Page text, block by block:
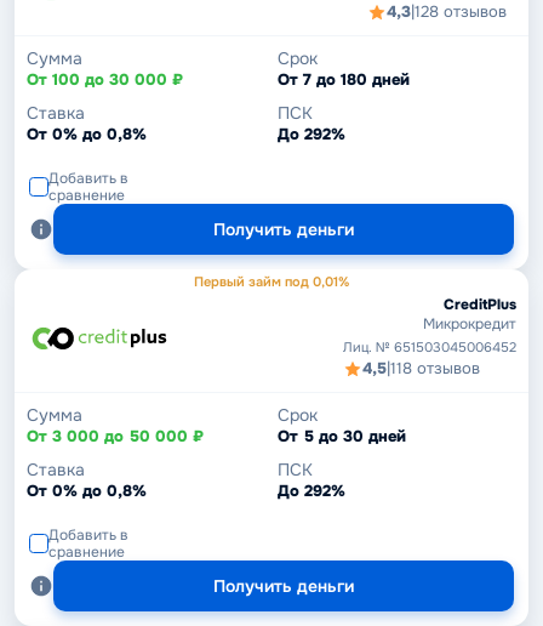
4,3|128 отзывов
Сумма
От 100 до 30 000 ₽
Срок
От 7 до 180 дней
Ставка
От 0% до 0,8%
ПСК
До 292%
Добавить в
сравнение
Получить деньги
Первый займ под 0,01%
CreditPlus
Микрокредит
Лиц. № 651503045006452
4,5|118 отзывов
Сумма
От 3 000 до 50 000 ₽
Срок
От 5 до 30 дней
Ставка
От 0% до 0,8%
ПСК
До 292%
Добавить в
сравнение
Получить деньги